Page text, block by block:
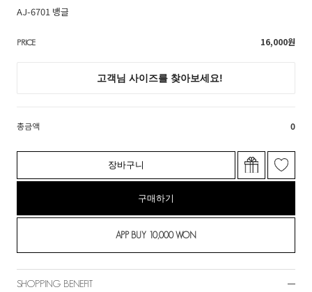
AJ-6701 뱅글
PRICE 16,000원
총금액 0
장바구니
구매하기
SHOPPING BENEFIT